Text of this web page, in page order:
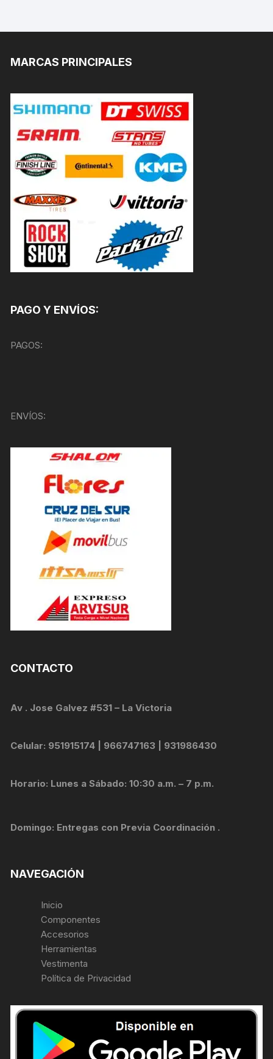
MARCAS PRINCIPALES
PAGO Y ENVÍOS:
PAGOS:
ENVÍOS:
CONTACTO
Av . Jose Galvez #531 – La Victoria
Celular: 951915174 | 966747163 | 931986430
Horario: Lunes a Sábado: 10:30 a.m. – 7 p.m.
Domingo: Entregas con Previa Coordinación .
NAVEGACIÓN
Inicio
Componentes
Accesorios
Herramientas
Vestimenta
Política de Privacidad